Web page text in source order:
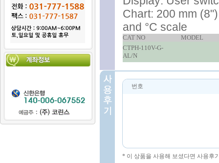
Chart: 200 mm
and °C scale
CAT NO
MODEL
CTPH-110V-G-
AL/N
번호
* 이 상품을 사용해 보셨다면 사용후